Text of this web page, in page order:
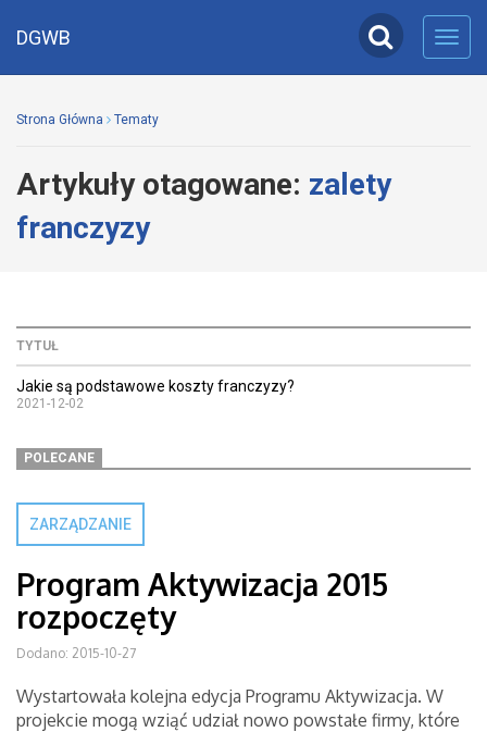
DGWB
Strona Główna Tematy
Artykuły otagowane: zalety
franczyzy
TYTUŁ
Jakie są podstawowe koszty franczyzy?
2021-12-02
POLECANE
ZARZĄDZANIE
Program Aktywizacja 2015
rozpoczęty
Dodano: 2015-10-27
Wystartowała kolejna edycja Programu Aktywizacja. W
projekcie mogą wziąć udział nowo powstałe firmy, które